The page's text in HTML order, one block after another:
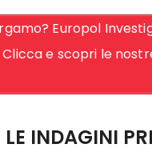
Europol
e scopri le
INDAGINI